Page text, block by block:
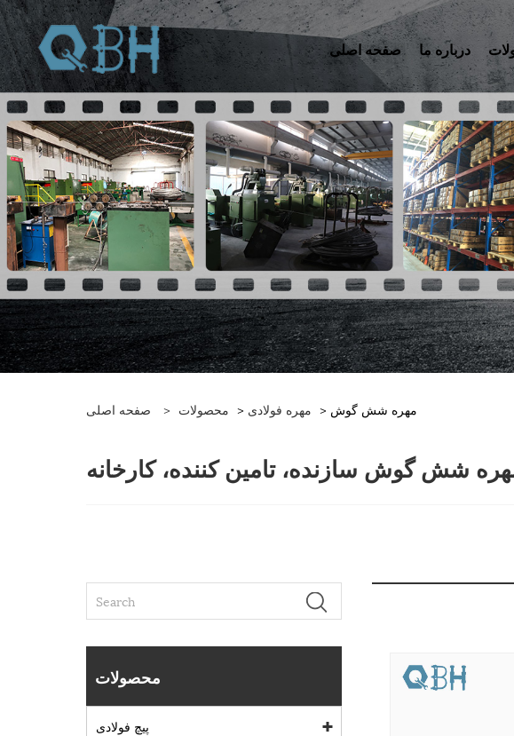
صفحه اصلی درباره ما
صفحه اصلی > محصولات > مهره فولادی > مهره شش گوش
شش گوش سازنده، تامین کننده، کارخانه
محصولات
پیچ فولادی